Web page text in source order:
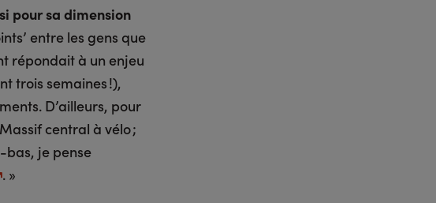
pour sa dimension
entre les gens que
répondait à un enjeu
trois semaines !),
D’ailleurs, pour
central à vélo ;
bas, je pense
. »